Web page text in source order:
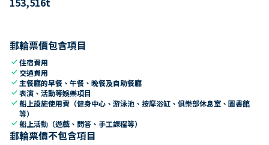
郵輪票價包含項目
check住宿費用
check 交通費用
check 主餐廳的早餐、午餐、晚餐及自助餐廳
check表演、活動等娛樂項目
check船上設施使用費（健身中心、游泳池、按摩浴缸、俱樂部休息室、圖書館
等）
check船上活動（遊戲、問答、手工課程等）
郵輪票價不包含項目